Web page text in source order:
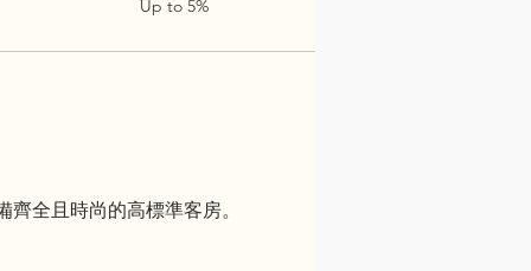
全且時尚的高標準客房。
Up to 5%